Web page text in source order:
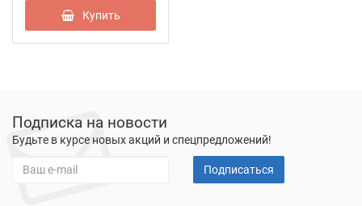
Купить
Подписка на новости
Будьте в курсе новых акций и спецпредложений!
Подписаться